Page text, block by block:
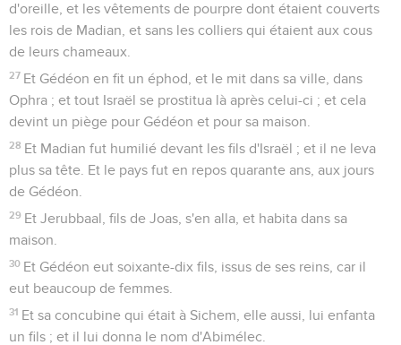
d'oreille, et les vêtements de pourpre dont étaient couverts
les rois de Madian, et sans les colliers qui étaient aux cous
de leurs chameaux.
27 Et Gédéon en fit un éphod, et le mit dans sa ville, dans
Ophra ; et tout Israël se prostitua là après celui-ci ; et cela
devint un piège pour Gédéon et pour sa maison.
28 Et Madian fut humilié devant les fils d'Israël ; et il ne leva
plus sa tête. Et le pays fut en repos quarante ans, aux jours
de Gédéon.
29 Et Jerubbaal, fils de Joas, s'en alla, et habita dans sa
maison.
30 Et Gédéon eut soixante-dix fils, issus de ses reins, car il
eut beaucoup de femmes.
31 Et sa concubine qui était à Sichem, elle aussi, lui enfanta
un fils ; et il lui donna le nom d'Abimélec.